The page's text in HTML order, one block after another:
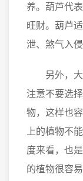
养。葫芦代
旺财。葫芦
泄、煞气入
另外，大
注意不要选
物，这样也
上的植物不
度来看，也
的植物很容